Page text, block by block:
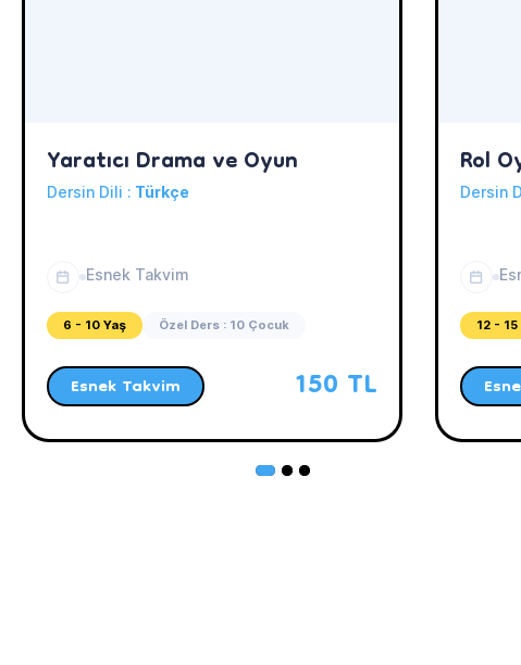
Yaratıcı Drama ve Oyun
Dersin Dili : Türkçe
Esnek Takvim
6 - 10 Yaş Özel Ders : 10 Çocuk
Esnek Takvim 150 TL
Rol
Dersin
12 - 15